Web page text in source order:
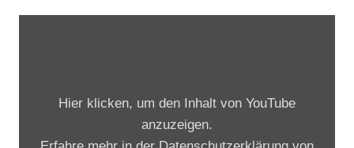
Hier klicken, um den Inhalt von YouTube
anzuzeigen.